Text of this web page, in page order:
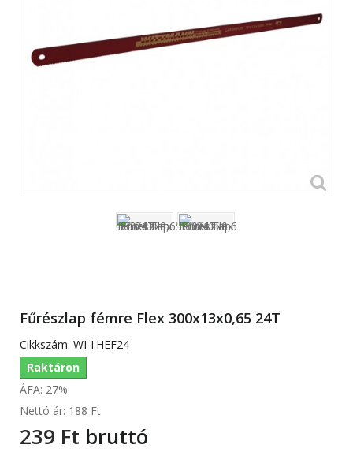
Fűrészlap fémre Flex 300x13x0,65 24T
Cikkszám: WI-I.HEF24
Raktáron
ÁFA: 27%
Nettó ár: 188 Ft‎
239 Ft‎ bruttó